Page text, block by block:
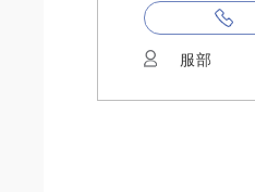
服部